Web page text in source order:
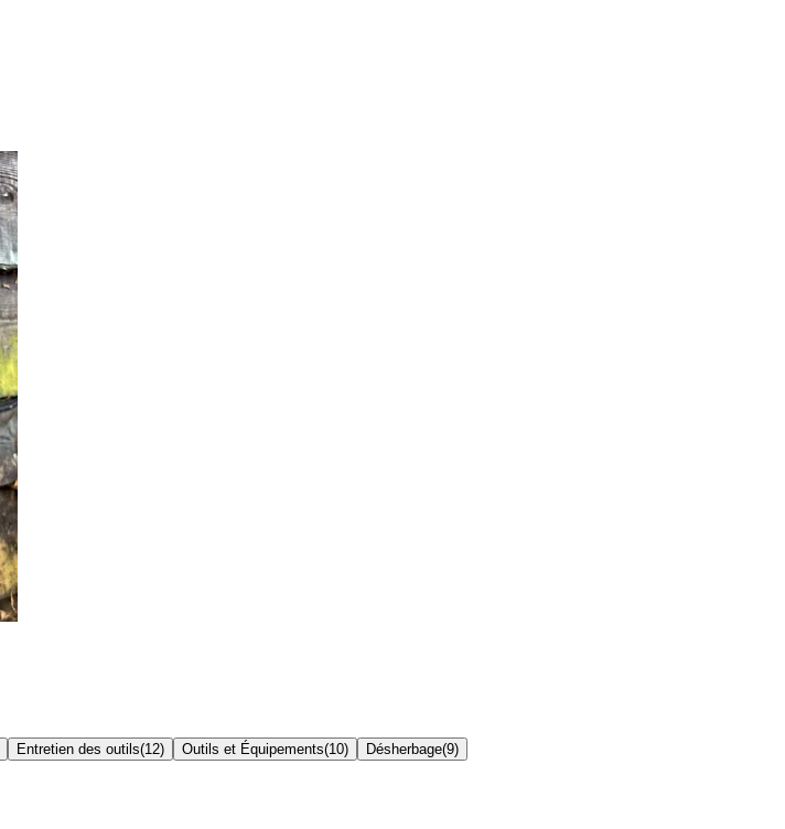
Entretien des outils(12) Outils et Équipements(10) Désherbage(9)